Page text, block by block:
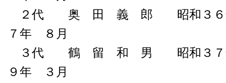
２代 奥 田 義 郎 昭和３６
７年 ８月
３代 鶴 留 和 男 昭和３７
９年 ３月